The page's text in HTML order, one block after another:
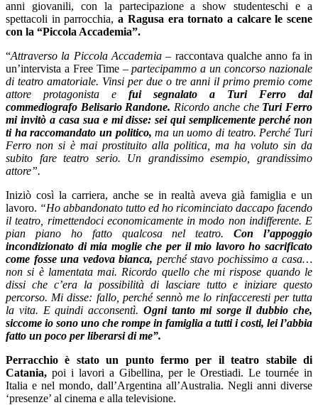
anni giovanili, con la partecipazione a show studenteschi e a
spettacoli in parrocchia,a Ragusa era tornato a calcare le scene
con la “Piccola Accademia”.
“Attraverso la Piccola Accademia – raccontava qualche anno fa in
un’intervista a Free Time –partecipammo a un concorso nazionale
di teatro amatoriale. Vinsi per due o tre anni il primo premio come
attore protagonista e fui segnalato a Turi Ferro dal
commediografo Belisario Randone. Ricordo anche che Turi Ferro
mi invitò a casa sua e mi disse: sei qui semplicemente perché non
ti ha raccomandato un politico,ma un uomo di teatro. Perché Turi
Ferro non si è mai prostituito alla politica, ma ha voluto sin da
subito fare teatro serio. Un grandissimo esempio, grandissimo
attore”.
Iniziò così la carriera, anche se in realtà aveva già famiglia e un
lavoro. “Ho abbandonato tutto ed ho ricominciato daccapo facendo
il teatro, rimettendoci economicamente in modo non indifferente. E
pian piano ho fatto qualcosa nel teatro.Con l’appoggio
incondizionato di mia moglie che per il mio lavoro ho sacrificato
come fosse una vedova bianca, perché stavo pochissimo a casa…
non si è lamentata mai. Ricordo quello che mi rispose quando le
dissi che c’era la possibilità di lasciare tutto e iniziare questo
percorso. Mi disse: fallo, perché sennò me lo rinfacceresti per tutta
la vita. E quindi acconsentì.Ogni tanto mi sorge il dubbio che,
siccome io sono uno che rompe in famiglia a tutti i costi, lei l’abbia
fatto un poco per liberarsi di me”.
Perracchio è stato un punto fermo per il teatro stabile di
Catania, poi i lavori a Gibellina, per le Orestiadi. Le tournée in
Italia e nel mondo, dall’Argentina all’Australia. Negli anni diverse
‘presenze’ al cinema e alla televisione.